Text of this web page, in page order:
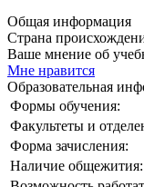
Общая информация
Страна
Ваше мнение об
Мне нравится
Образовательная
Формы обучения:
Факультеты и
Форма зачисления:
Наличие общежития: